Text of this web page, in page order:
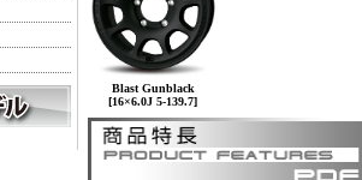
Blast Gunblack
[16×6.0J 5-139.7]